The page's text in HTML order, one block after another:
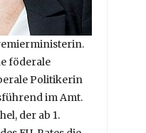
föderale
Politikerin
im Amt.
der ab 1.